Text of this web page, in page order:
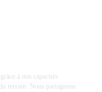
à nos capacités
terrain. Nous partageons